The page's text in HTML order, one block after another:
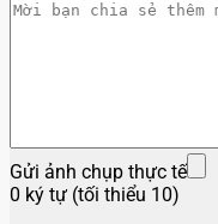
Gửi ảnh chụp thực tế
0 ký tự (tối thiểu 10)